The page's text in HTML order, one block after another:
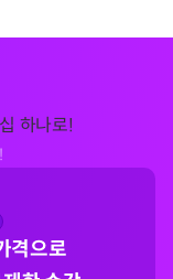
하나로!
격으로